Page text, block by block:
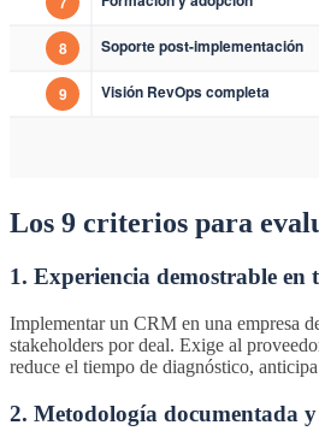
Los 9 criterios para
1. Experiencia demostrable en
Implementar un CRM en una empresa
stakeholders por deal. Exige al
reduce el tiempo de diagnóstico,
2. Metodología documentada